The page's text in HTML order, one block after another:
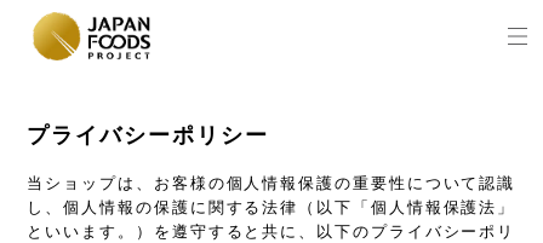
プライバシーポリシー
当ショップは、お客様の個人情報保護の重要性について認識
し、個人情報の保護に関する法律（以下「個人情報保護法」
といいます。）を遵守すると共に、以下のプライバシーポリ